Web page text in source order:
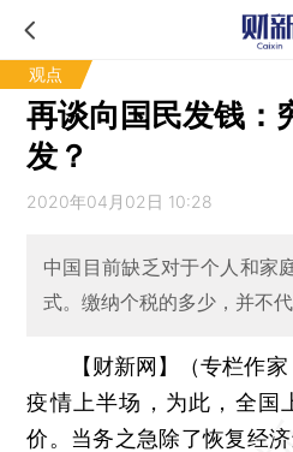
观点
再谈向国民发钱：
发？
2020年04月02日 10:28
中国目前缺乏对于个人和家
式。缴纳个税的多少，并不
【财新网】（专栏作家
疫情上半场，为此，全国
价。当务之急除了恢复经